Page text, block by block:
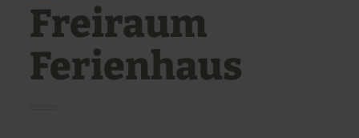
Freiraum
Ferienhaus